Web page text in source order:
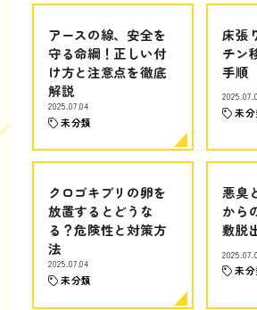
アースの線、安全を
守る命綱！正しい付
け方と注意点を徹底
解説
2025.07.04
未分類
床張
チン
手順
未
クロゴキブリの卵を
放置するとどうな
る？危険性と対策方
法
2025.07.04
未分類
悪臭
から
敷脱
未